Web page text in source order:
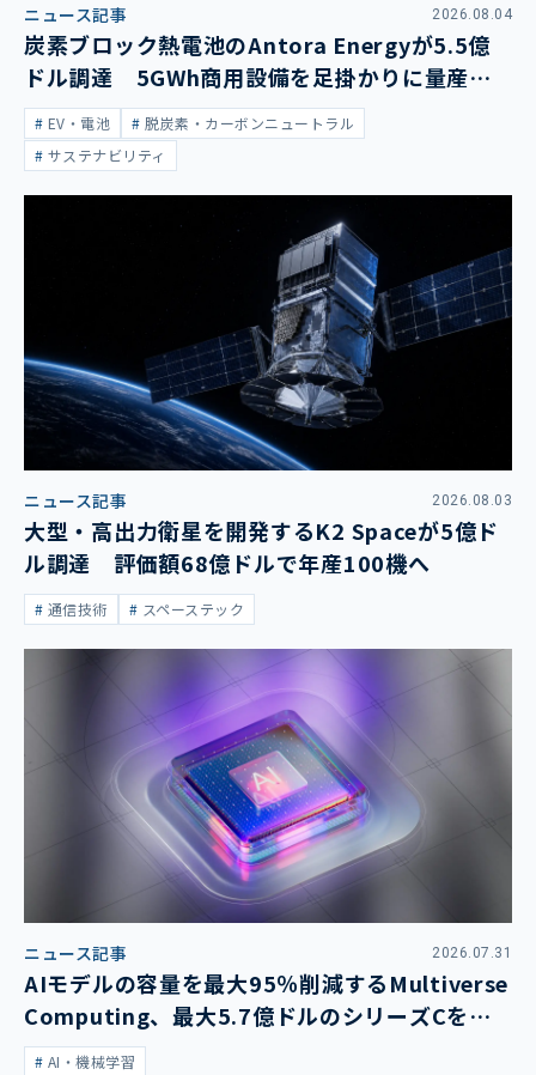
ニュース記事 2026.08.04
炭素ブロック熱電池のAntora Energyが5.5億
ドル調達 5GWh商用設備を足掛かりに量産拡
大EV・電池
脱炭素・カーボンニュートラル
サステナビリティ
ニュース記事 2026.08.03
大型・高出力衛星を開発するK2 Spaceが5億ド
ル調達 評価額68億ドルで年産100機へ
通信技術 スペーステック
ニュース記事 2026.07.31
AIモデルの容量を最大95％削減するMultiverse
Computing、最大5.7億ドルのシリーズCを発
表AI・機械学習